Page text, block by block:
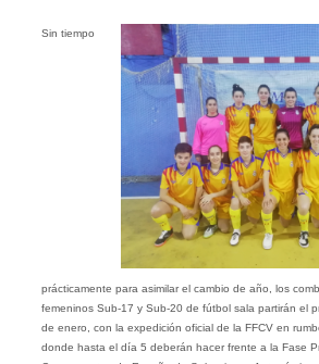
Sin tiempo
prácticamente para asimilar el cambio de año, los
femeninos Sub-17 y Sub-20 de fútbol sala partirán el
de enero, con la expedición oficial de la FFCV en
donde hasta el día 5 deberán hacer frente a la Fase